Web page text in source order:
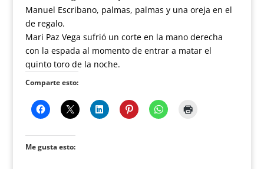
Manuel Escribano, palmas, palmas y una oreja en el
de regalo.
Mari Paz Vega sufrió un corte en la mano derecha
con la espada al momento de entrar a matar el
quinto toro de la noche.
Comparte esto:
Me gusta esto: